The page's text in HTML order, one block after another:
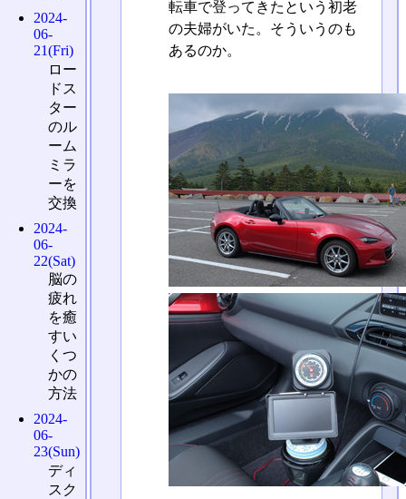
転車で登ってきたという初老
の夫婦がいた。そういうのも
あるのか。
2024-
06-
21(Fri)
ロー
ドス
ター
のル
ーム
ミラ
ーを
交換
2024-
06-
22(Sat)
脳の
疲れ
を癒
すい
くつ
かの
方法
2024-
06-
23(Sun)
ディ
スク